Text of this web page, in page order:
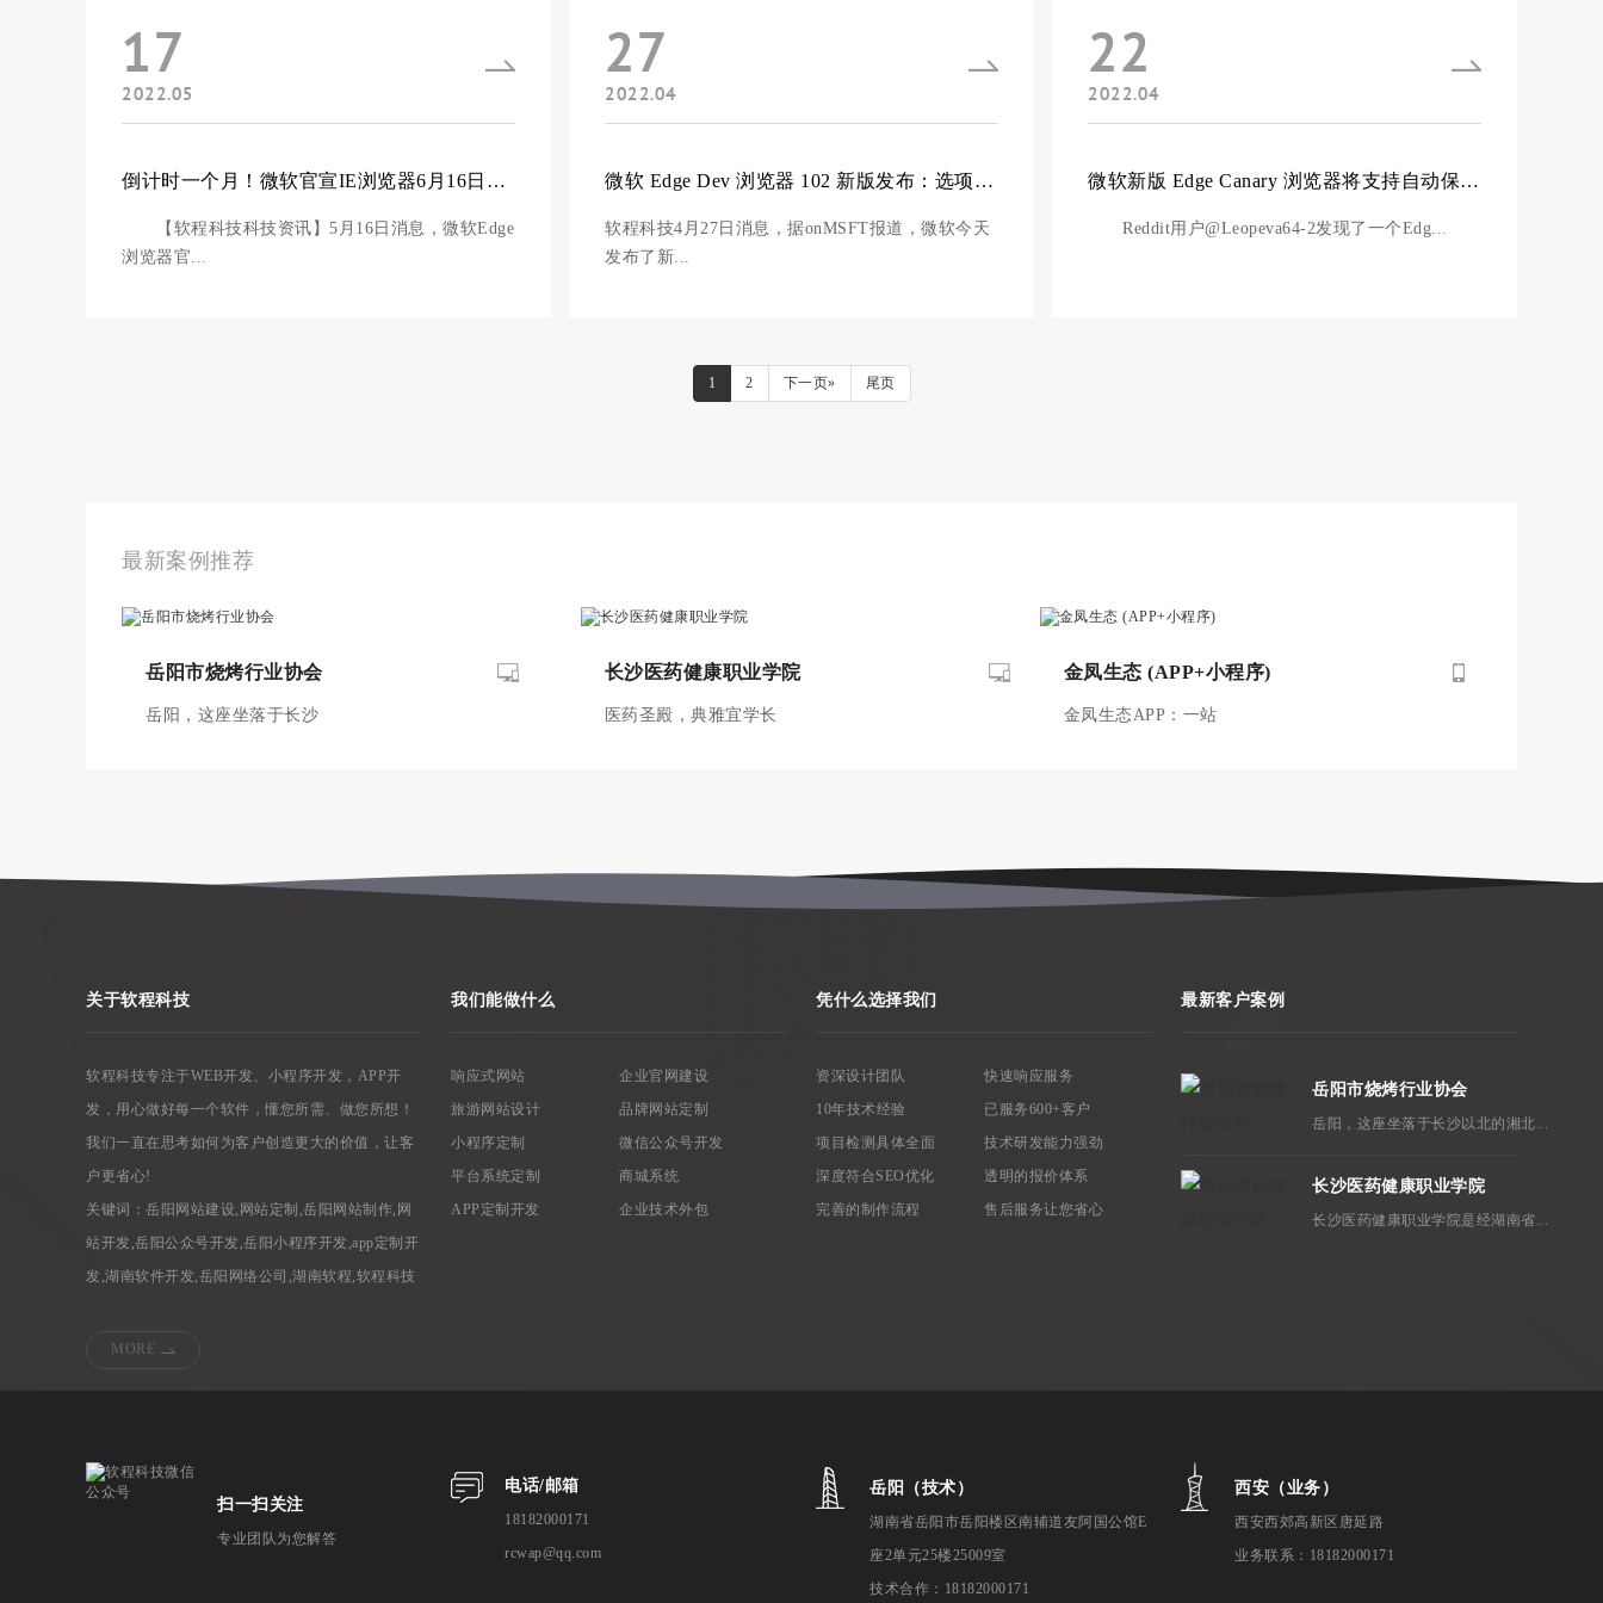
17
2022.05
倒计时一个月！微软官宣IE浏览器6月16日退役
【软程科技科技资讯】5月16日消息，微软Edge
浏览器官...
27
2022.04
微软 Edge Dev 浏览器 102 新版发布：选项卡菜单新增“来自其他设备选项卡”
软程科技4月27日消息，据onMSFT报道，微软今天
发布了新...
22
2022.04
微软新版 Edge Canary 浏览器将支持自动保存你的密码
Reddit用户@Leopeva64-2发现了一个Edg...
1 2 下一页» 尾页
最新案例推荐
岳阳市烧烤行业协会
岳阳，这座坐落于长沙
长沙医药健康职业学院
医药圣殿，典雅宜学长
金凤生态 (APP+小程序)
金凤生态APP：一站
关于软程科技
软程科技专注于WEB开发、小程序开发，APP开
发，用心做好每一个软件，懂您所需、做您所想！
我们一直在思考如何为客户创造更大的价值，让客
户更省心!
关键词： 岳阳网站建设, 网站定制 ,岳阳网站制作, 网
站开发 ,岳阳公众号开发 ,岳阳小程序开发 ,app定制开
发,湖南软件开发,岳阳网络公司 ,湖南软程,软程科技
MORE
我们能做什么
响应式网站
企业官网建设
旅游网站设计
品牌网站定制
小程序定制
微信公众号开发
平台系统定制
商城系统
APP定制开发
企业技术外包
凭什么选择我们
资深设计团队
快速响应服务
10年技术经验
已服务600+客户
项目检测具体全面
技术研发能力强劲
深度符合SEO优化
透明的报价体系
完善的制作流程
售后服务让您省心
最新客户案例
岳阳市烧烤行业协会
岳阳，这座坐落于长沙以北的湘北...
长沙医药健康职业学院
长沙医药健康职业学院是经湖南省...
扫一扫关注
专业团队为您解答
电话/邮箱
18182000171
rcwap@qq.com
岳阳（技术）
湖南省岳阳市岳阳楼区南辅道友阿国公馆E
座2单元25楼25009室
技术合作：18182000171
西安（业务）
西安西郊高新区唐延路
业务联系：18182000171